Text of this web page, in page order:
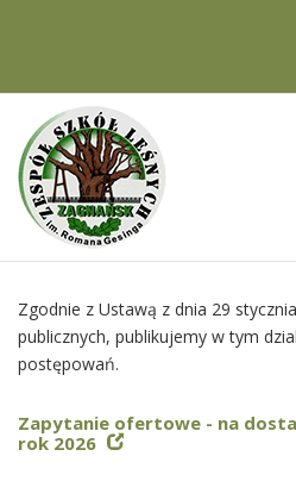
Jesteś tutaj: Zamówienia publiczne
Wszczęcie postępowania
Zgodnie z Ustawą z dnia 29
publicznych, publikujemy w tym
postępowań.
Zapytanie ofertowe - na
rok 2026